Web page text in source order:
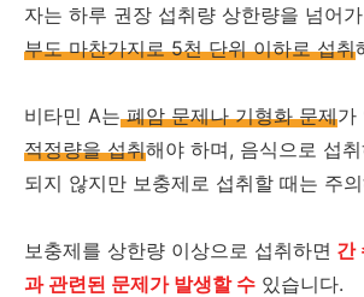
자는 하루 권장 섭취량 상한량을 넘어
부도 마찬가지로 5천 단위 이하로 섭취
비타민 A는폐암 문제나 기형화 문제가
적정량을 섭취해야 하며, 음식으로 섭
되지 않지만 보충제로 섭취할 때는 주
보충제를 상한량 이상으로 섭취하면 간
과 관련된 문제가 발생할 수 있습니다.